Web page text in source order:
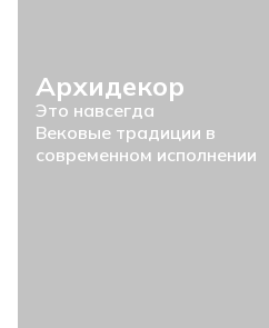
Архидекор
Это навсегда
Вековые традиции в
современном исполнении